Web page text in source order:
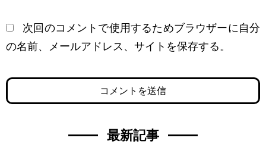
次回のコメントで使用するためブラウザーに自分
の名前、メールアドレス、サイトを保存する。
最新記事